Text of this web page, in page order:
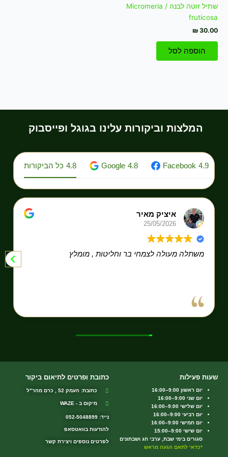
שתיל זוטה לבנה / Micromeria
fruticosa
₪ 30.00
הוספה לסל
המלצות וביקורות עלינו בגוגל ופייסבוק
כל הביקורות 4.8 Google 4.8 Facebook 4.9
איציק מאיר
25/05/2026
משתלה מעולה לצמחי בר וחליטות , מומלץ
שעות פעילות
יום ראשון 9:00–16:00
יום שני 9:00–16:00
יום שלישי 9:00–16:00
יום רביעי 9:00–16:00
יום חמישי 9:00–16:00
יום שישי 9:00–15:00
סגורים בימי שבת, ערבי חג ושבתונים
*כדאי לתאם הגעה מראש
כתובת ופרטים לתיאום ביקור
כתובת: העמק 52 , כרם מהר"ל
מיקום ב - WAZE
נייד: 052-5048899
להודעות בוואטסאפ
לפרטים נוספים ויצירת קשר